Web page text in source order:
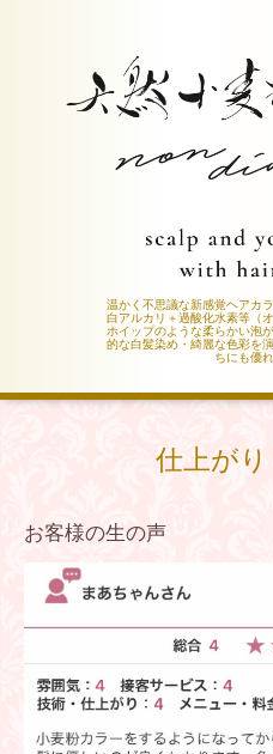
温かく不思議な新感覚ヘアカ
白アルカリ＋過酸化水素等（
ホイップのような柔らかい泡
的な白髪染め・綺麗な色彩を
ちにも優
仕上がり
お客様の生の声